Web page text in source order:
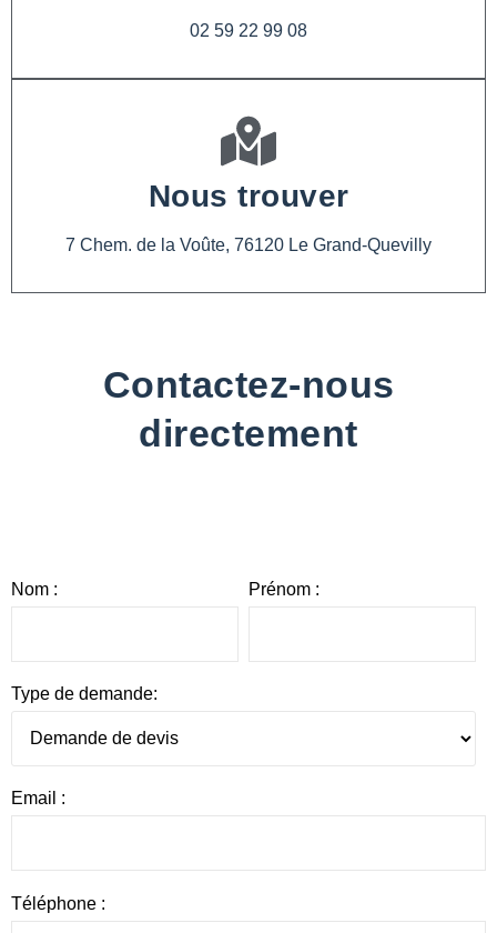
02 59 22 99 08
Nous trouver
7 Chem. de la Voûte, 76120 Le Grand-Quevilly
Contactez-nous
directement
Nom : Prénom :
Type de demande:
Email :
Téléphone :